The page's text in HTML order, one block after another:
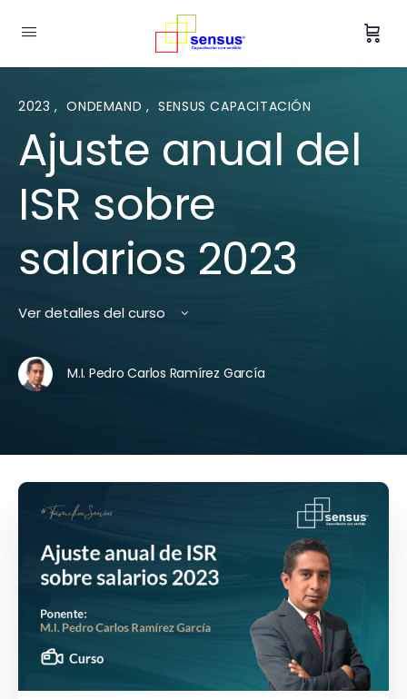
2023, ONDEMAND , SENSUS CAPACITACIÓN
Ajuste anual del
ISR sobre
salarios 2023
Ver detalles del curso
M.I. Pedro Carlos Ramírez García